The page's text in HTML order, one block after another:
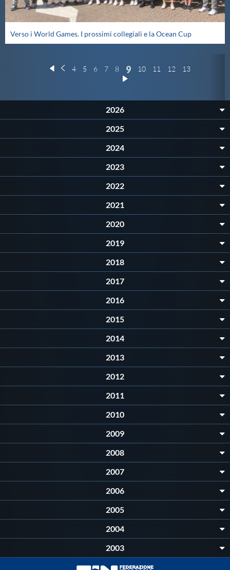
Verso i World Games. I prossimi collegiali e la Ocean Cup
4 5 6 7 8 9 10 11 12 13
2026
2025
2024
2023
2022
2021
2020
2019
2018
2017
2016
2015
2014
2013
2012
2011
2010
2009
2008
2007
2006
2005
2004
2003